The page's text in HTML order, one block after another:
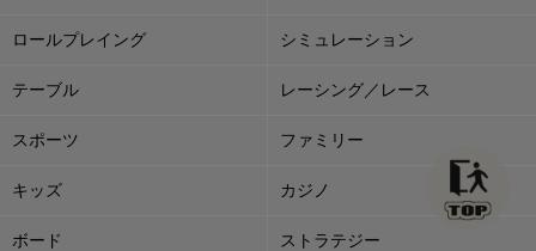
ロールプレイング シミュレーション
テーブル レーシング／レース
スポーツ ファミリー
キッズ カジノ
ボード ストラテジー